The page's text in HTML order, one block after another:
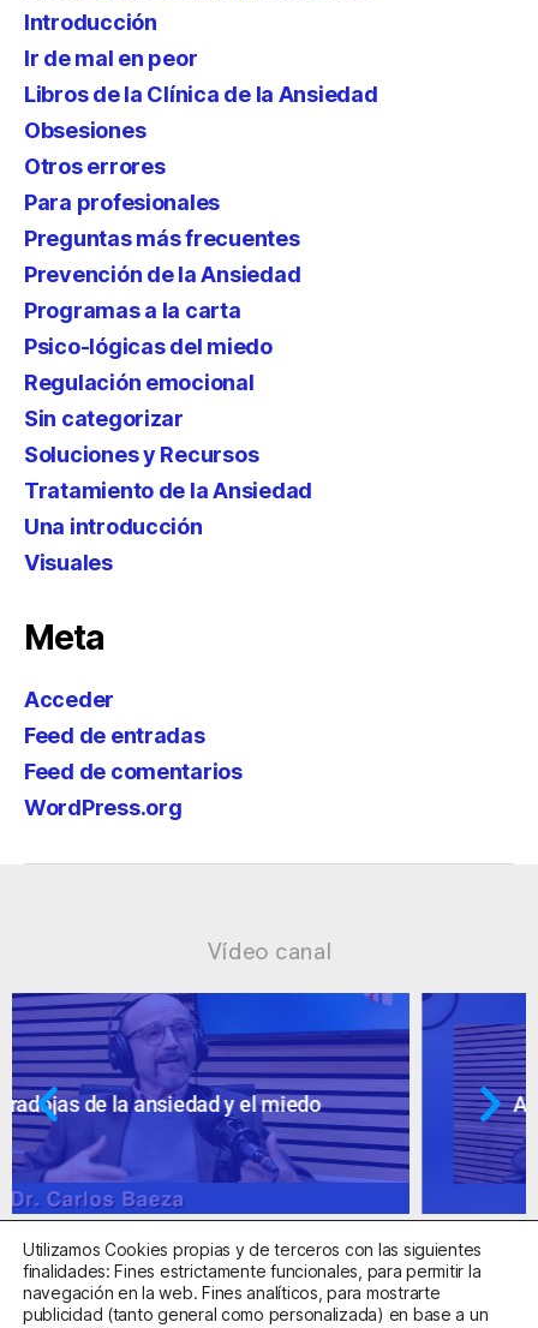
Introducción
Ir de mal en peor
Libros de la Clínica de la Ansiedad
Obsesiones
Otros errores
Para profesionales
Preguntas más frecuentes
Prevención de la Ansiedad
Programas a la carta
Psico-lógicas del miedo
Regulación emocional
Sin categorizar
Soluciones y Recursos
Tratamiento de la Ansiedad
Una introducción
Visuales
Meta
Acceder
Feed de entradas
Feed de comentarios
WordPress.org
Vídeo canal
Ansiedad: supuestos cuestionables
Utilizamos Cookies propias y de terceros con las siguientes
finalidades: Fines estrictamente funcionales, para permitir la
navegación en la web. Fines analíticos, para mostrarte
publicidad (tanto general como personalizada) en base a un